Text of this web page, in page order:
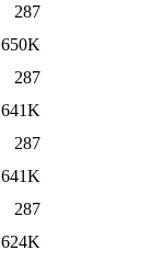
287
650K
287
641K
287
641K
287
624K